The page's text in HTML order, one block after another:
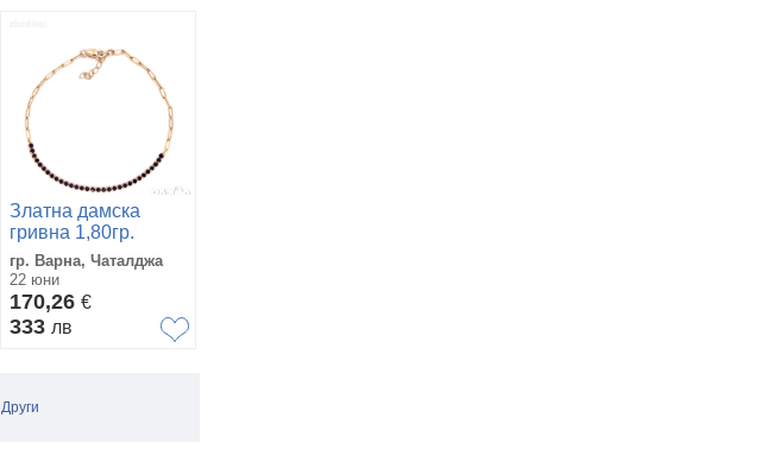
Златна дамска
гривна 1,80гр.
19,0см. 14кр.
проба:585
модел:36337-6
гр. Варна, Чаталджа
22 юни
170,26 €
333 лв
Други